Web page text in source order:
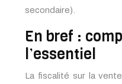
secondaire).
En bref :
l’essentiel
La fiscalité sur la